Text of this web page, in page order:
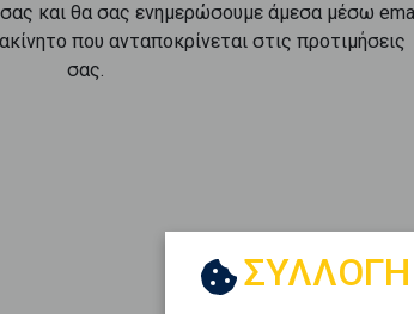
και θα σας ενημερώσουμε άμεσα μέσω
που ανταποκρίνεται στις προτιμήσεις
σας.